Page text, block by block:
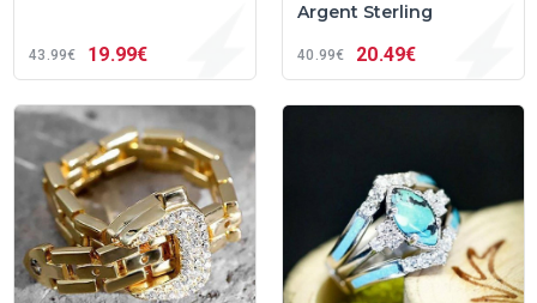
43 99€ 19 99€
Argent Sterling
40 99€ 20 49€